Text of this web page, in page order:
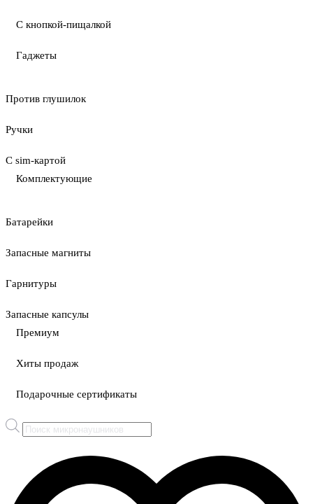
С кнопкой-пищалкой
Гаджеты
Против глушилок
Ручки
С sim-картой
Комплектующие
Батарейки
Запасные магниты
Гарнитуры
Запасные капсулы
Премиум
Хиты продаж
Подарочные сертификаты
Поиск
товаров